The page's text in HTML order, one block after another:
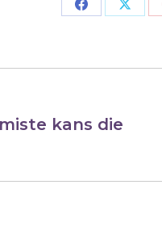
Deel
Deel
kans die